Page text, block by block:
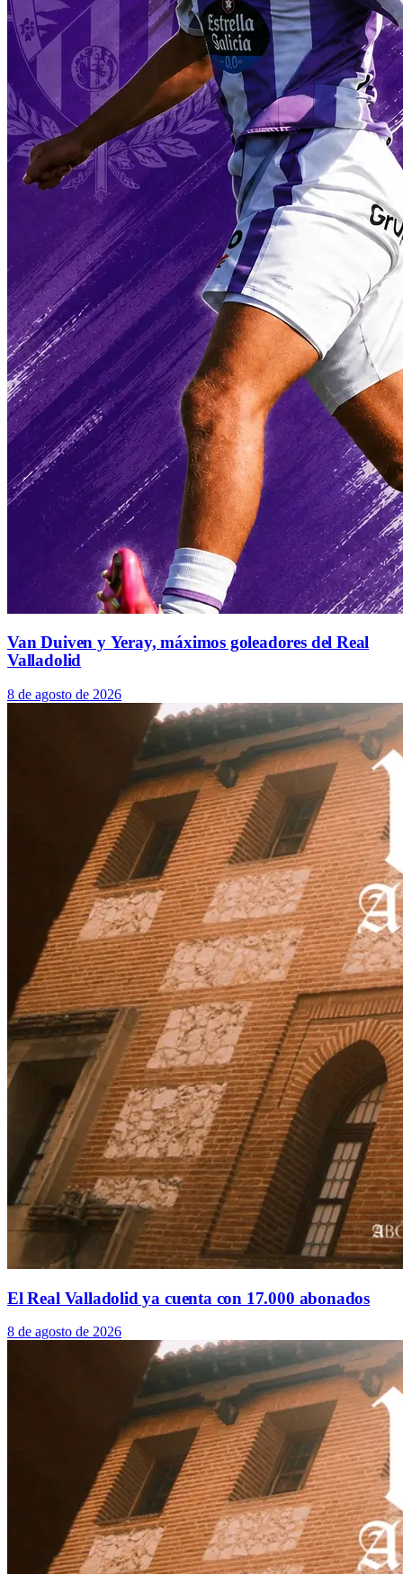
Van Duiven y Yeray, máximos goleadores del Real
Valladolid
8 de agosto de 2026
El Real Valladolid ya cuenta con 17.000 abonados
8 de agosto de 2026